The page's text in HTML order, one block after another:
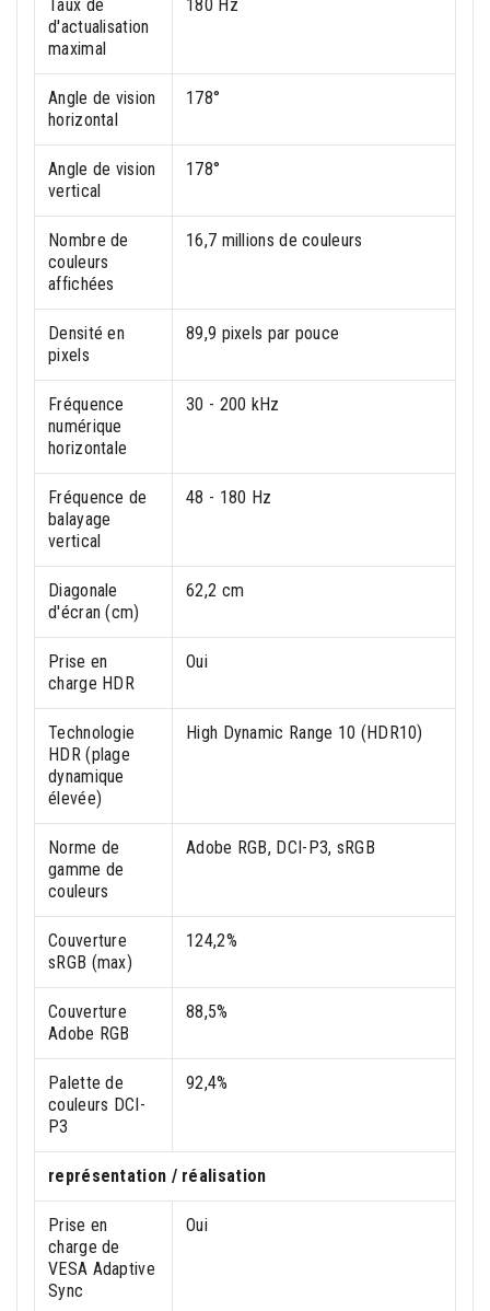
Taux de
d'actualisation
maximal
180 Hz
Angle de vision
horizontal
178°
Angle de vision
vertical
178°
Nombre de
couleurs
affichées
16,7 millions de couleurs
Densité en
pixels
89,9 pixels par pouce
Fréquence
numérique
horizontale
30 - 200 kHz
Fréquence de
balayage
vertical
48 - 180 Hz
Diagonale
d'écran (cm)
62,2 cm
Prise en
charge HDR
Oui
Technologie
HDR (plage
dynamique
élevée)
High Dynamic Range 10 (HDR10)
Norme de
gamme de
couleurs
Adobe RGB, DCI-P3, sRGB
Couverture
sRGB (max)
124,2%
Couverture
Adobe RGB
88,5%
Palette de
couleurs DCI-
P3
92,4%
représentation / réalisation
Prise en
charge de
VESA Adaptive
Sync
Oui